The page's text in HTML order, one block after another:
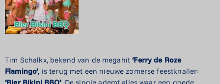
Tim Schalkx, bekend van de megahit‘Ferry de Roze
Flamingo’, is terug met een nieuwe zomerse feestknaller: